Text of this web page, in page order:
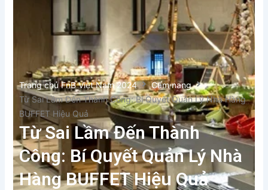
Trang chủ FnB Việt Nam 2024
Cẩm nang
Từ Sai Lầm Đến Thành Công: Bí Quyết Quản Lý Nhà Hàng
BUFFET Hiệu Quả
Từ Sai Lầm Đến Thành
Công: Bí Quyết Quản Lý Nhà
Hàng BUFFET Hiệu Quả